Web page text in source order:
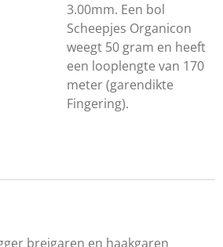
3.00mm. Een bol
Scheepjes Organicon
weegt 50 gram en heeft
een looplengte van 170
meter (garendikte
Fingering).
breigaren en haakgaren